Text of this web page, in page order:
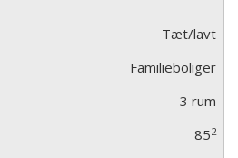
Tæt/lavt
Familieboliger
3 rum
852